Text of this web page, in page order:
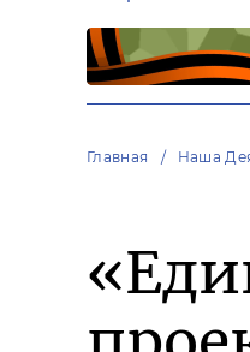
Главная Наша